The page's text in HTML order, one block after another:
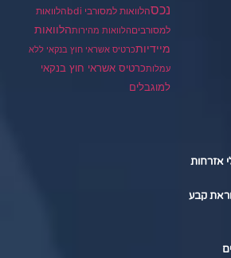
נכסהלוואות למסורבי bdi
הלוואות
למסורביםהלוואות מהירותהלוואות
מיידיותכרטיס אשראי חוץ בנקאי ללא
עמלותכרטיס אשראי חוץ בנקאי
למוגבלים
אזרחות
קבע